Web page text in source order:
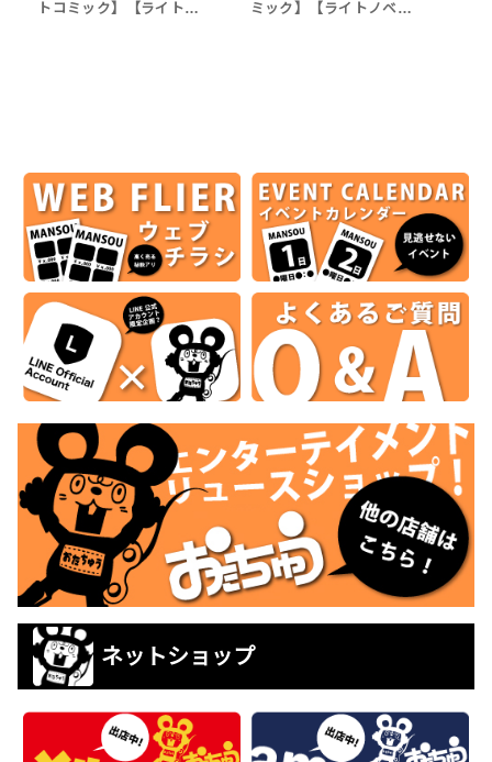
トコミック】【ライト…
ミック】【ライトノベ…
ネットショップ